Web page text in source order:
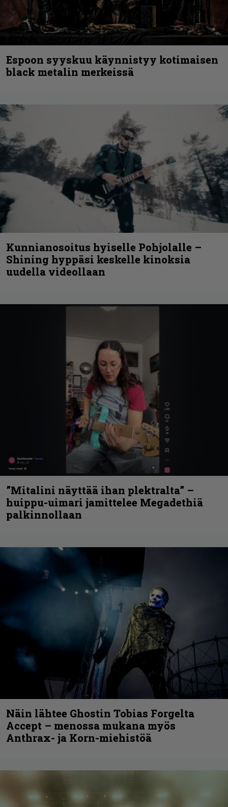
Espoon syyskuu käynnistyy kotimaisen
black metalin merkeissä
Kunnianosoitus hyiselle Pohjolalle –
Shining hyppäsi keskelle kinoksia
uudella videollaan
”Mitalini näyttää ihan plektralta” –
huippu-uimari jamittelee Megadethiä
palkinnollaan
Näin lähtee Ghostin Tobias Forgelta
Accept – menossa mukana myös
Anthrax- ja Korn-miehistöä